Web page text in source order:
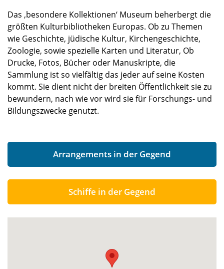
Das ‚besondere Kollektionen‘ Museum beherbergt die
größten Kulturbibliotheken Europas. Ob zu Themen
wie Geschichte, jüdische Kultur, Kirchengeschichte,
Zoologie, sowie spezielle Karten und Literatur, Ob
Drucke, Fotos, Bücher oder Manuskripte, die
Sammlung ist so vielfältig das jeder auf seine Kosten
kommt. Sie dient nicht der breiten Öffentlichkeit sie zu
bewundern, nach wie vor wird sie für Forschungs- und
Bildungszwecke genutzt.
Arrangements in der Gegend
Schiffe in der Gegend